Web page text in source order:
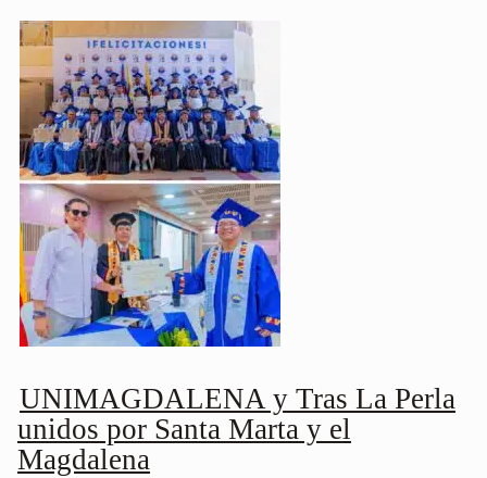
UNIMAGDALENA y Tras La Perla
unidos por Santa Marta y el
Magdalena